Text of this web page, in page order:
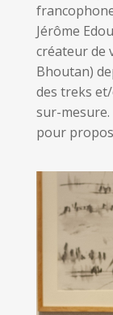
Jérôme
créateur de
Bhoutan)
des treks
sur-
pour